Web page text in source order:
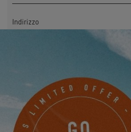
Indirizzo
Telefono